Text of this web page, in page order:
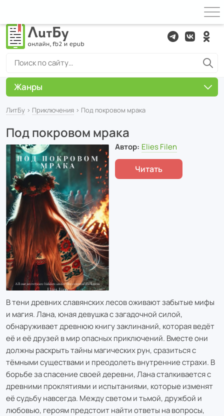
ЛитБу › Приключения › Под покровом мрака
Под покровом мрака
Автор: Elies Filen
Читать
В тени древних славянских лесов оживают забытые мифы
и магия. Лана, юная девушка с загадочной силой,
обнаруживает древнюю книгу заклинаний, которая ведёт
её и её друзей в мир опасных приключений. Вместе они
должны раскрыть тайны магических рун, сразиться с
тёмными существами и преодолеть внутренние страхи. В
борьбе за спасение своей деревни, Лана сталкивается с
древними проклятиями и испытаниями, которые изменят
её судьбу навсегда. Между светом и тьмой, дружбой и
любовью, героям предстоит найти ответы на вопросы,
Жанры